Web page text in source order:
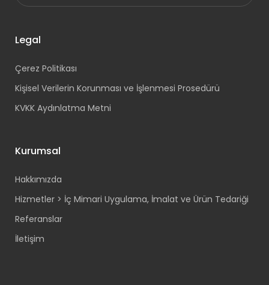
Legal
Çerez Politikası
Kişisel Verilerin Korunması ve İşlenmesi Prosedürü
KVKK Aydınlatma Metni
Kurumsal
Hakkımızda
Hizmetler > İç Mimari Uygulama, İmalat ve Ürün Tedariği
Referanslar
İletişim